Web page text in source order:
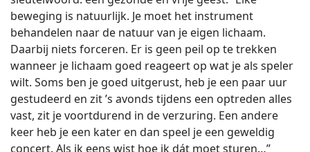
beweging is natuurlijk. Je moet het instrument
behandelen naar de natuur van je eigen lichaam.
Daarbij niets forceren. Er is geen peil op te trekken
wanneer je lichaam goed reageert op wat je als speler
wilt. Soms ben je goed uitgerust, heb je een paar uur
gestudeerd en zit ’s avonds tijdens een optreden alles
vast, zit je voortdurend in de verzuring. Een andere
keer heb je een kater en dan speel je een geweldig
concert. Als ik eens wist hoe ik dát moet sturen…”